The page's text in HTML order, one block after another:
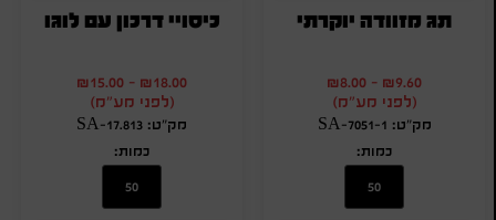
תג מזוודה יוקרתי
₪9.60
-
₪8.00
(לפני מע"מ)
מק"ט: SA-7051-1
כמות:
כיסויי דרכון עם לוגו
₪18.00
-
₪15.00
(לפני מע"מ)
מק"ט: SA-17.813
כמות: